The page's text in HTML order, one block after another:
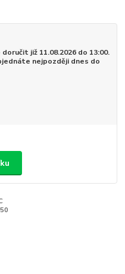
již 11.08.2026 do 13:00.
nejpozději dnes do